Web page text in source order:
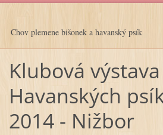
Chov plemene bišonek a havanský psík
Klubová
Havanských
2014 - Nižbor